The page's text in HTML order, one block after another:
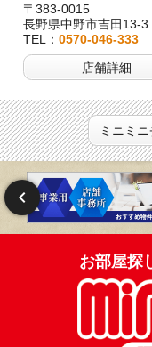
〒383-0015
長野県中野市吉田13-3
TEL： 0570-046-333
店舗詳細
ミニミ
お部屋探